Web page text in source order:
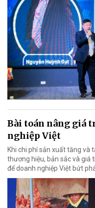
Bài toán nâng giá
nghiệp Việt
Khi chi phí sản xuất tăng và
thương hiệu, bản sắc và giá
để doanh nghiệp Việt bứt